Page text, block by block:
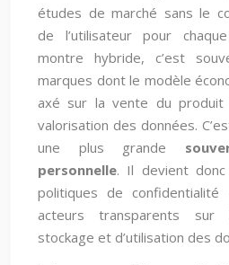
études de marché sans le
de l’utilisateur pour
montre hybride, c’est
marques dont le modèle
axé sur la vente du produit
valorisation des données.
une plus grande
personnelle. Il devient
politiques de
acteurs transparents
stockage et d’utilisation des